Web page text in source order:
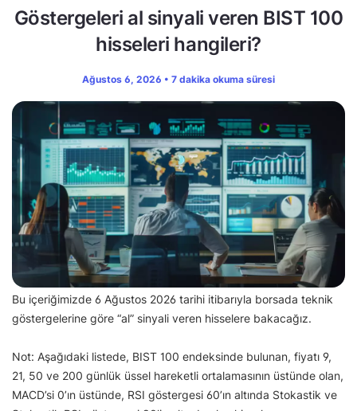
Göstergeleri al sinyali veren BIST 100
hisseleri hangileri?
Ağustos 6, 2026 • 7 dakika okuma süresi
Bu içeriğimizde 6 Ağustos 2026 tarihi itibarıyla borsada teknik
göstergelerine göre “al” sinyali veren hisselere bakacağız.
Not: Aşağıdaki listede, BIST 100 endeksinde bulunan, fiyatı 9,
21, 50 ve 200 günlük üssel hareketli ortalamasının üstünde olan,
MACD’si 0’ın üstünde, RSI göstergesi 60’ın altında Stokastik ve